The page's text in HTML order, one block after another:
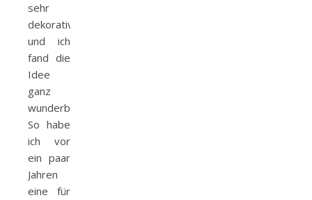
sehr
dekorativ
und ich
fand die
Idee
ganz
wunderbar.
So habe
ich vor
ein paar
Jahren
eine für